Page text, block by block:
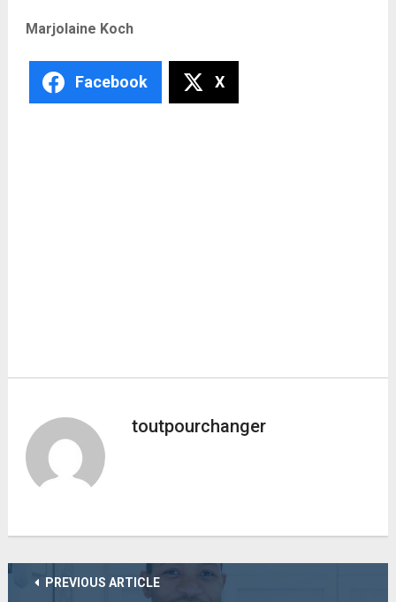
Marjolaine Koch
Facebook X
toutpourchanger
PREVIOUS ARTICLE